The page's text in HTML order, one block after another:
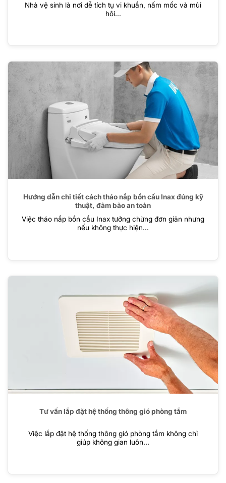
Nhà vệ sinh là nơi dễ tích tụ vi khuẩn, nấm mốc và mùi
hôi...
Hướng dẫn chi tiết cách tháo nắp bồn cầu Inax đúng kỹ
thuật, đảm bảo an toàn
Việc tháo nắp bồn cầu Inax tưởng chừng đơn giản nhưng
nếu không thực hiện...
Tư vấn lắp đặt hệ thống thông gió phòng tắm
Việc lắp đặt hệ thống thông gió phòng tắm không chỉ
giúp không gian luôn...